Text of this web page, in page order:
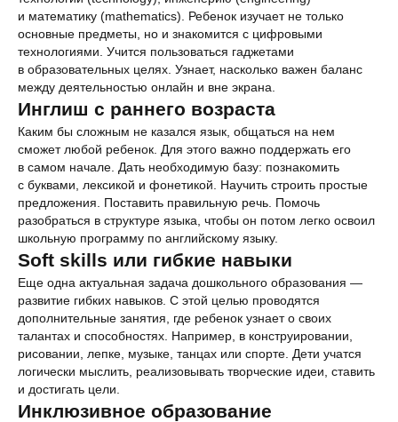
и математику (mathematics). Ребенок изучает не только
основные предметы, но и знакомится с цифровыми
технологиями. Учится пользоваться гаджетами
в образовательных целях. Узнает, насколько важен баланс
между деятельностью онлайн и вне экрана.
Инглиш с раннего возраста
Каким бы сложным не казался язык, общаться на нем
сможет любой ребенок. Для этого важно поддержать его
в самом начале. Дать необходимую базу: познакомить
с буквами, лексикой и фонетикой. Научить строить простые
предложения. Поставить правильную речь. Помочь
разобраться в структуре языка, чтобы он потом легко освоил
школьную программу по английскому языку.
Soft skills или гибкие навыки
Еще одна актуальная задача дошкольного образования —
развитие гибких навыков. С этой целью проводятся
дополнительные занятия, где ребенок узнает о своих
талантах и способностях. Например, в конструировании,
рисовании, лепке, музыке, танцах или спорте. Дети учатся
логически мыслить, реализовывать творческие идеи, ставить
и достигать цели.
Инклюзивное образование